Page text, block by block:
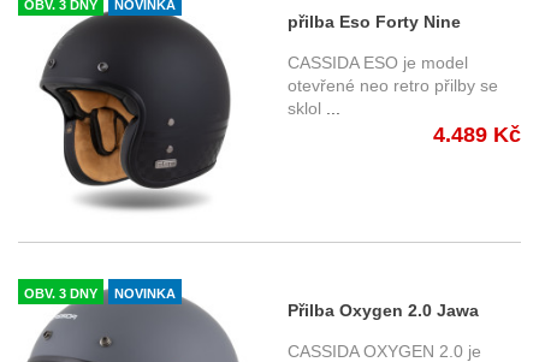
OBV. 3 DNY NOVINKA
přilba Eso Forty Nine
BlackOut, CASSIDA (černá
matná/černá) 2025
CASSIDA ESO je model
otevřené neo retro přilby se
sklol
4.489 Kč
OBV. 3 DNY NOVINKA
Přilba Oxygen 2.0 Jawa
OHC, CASSIDA (šedá matná/
CASSIDA OXYGEN 2.0 je